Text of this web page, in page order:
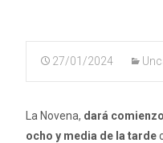
27/01/2024
La Novena, dará
ocho y media de la tarde